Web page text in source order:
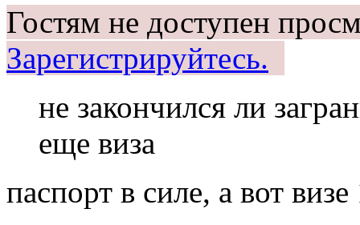
Гостям не доступен
Зарегистрируйтесь.
не закончился ли
еще виза
паспорт в силе, а вот